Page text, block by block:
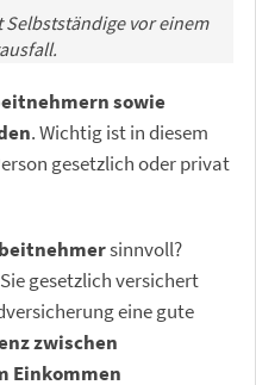
Selbstständige vor einem
sowie
. Wichtig ist in diesem
gesetzlich oder privat
sinnvoll?
gesetzlich versichert
eine gute
zwischen
Einkommen